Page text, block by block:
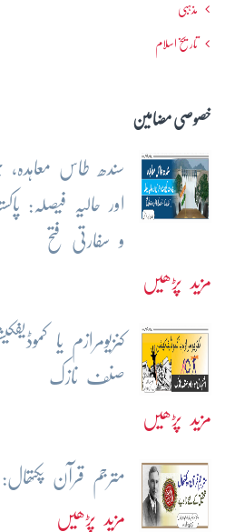
مذہبی
تاریخ اسلام
خصوصی مضامین
سندھ طاس
اور حالیہ فیصلہ:
و سفارتی فتح
مزید پڑھیں
کنزیومرازم یا
صنف نازک
مزید پڑھیں
مترجم قرآن
مزید پڑھیں